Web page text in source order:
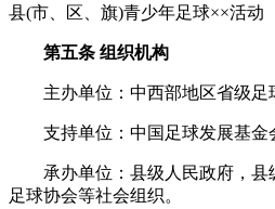
县(市、区、旗)青少年足球××活动
第五条 组织机构
主办单位：中西部地区省级足
支持单位：中国足球发展基金
承办单位：县级人民政府，县
足球协会等社会组织。